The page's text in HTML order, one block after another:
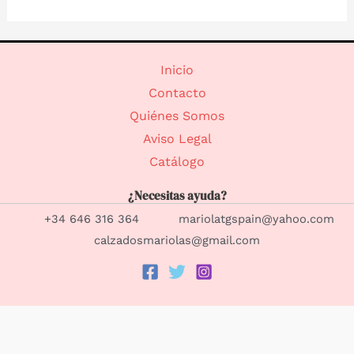
Inicio
Contacto
Quiénes Somos
Aviso Legal
Catálogo
¿Necesitas ayuda?
+34 646 316 364 mariolatgspain@yahoo.com
calzadosmariolas@gmail.com